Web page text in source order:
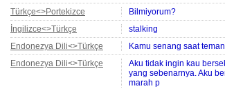
Türkçe<>Portekizce
Bilmiyorum?
İngilizce<>Türkçe
stalking
Endonezya Dili<>Türkçe
Kamu senang saat
Endonezya Dili<>Türkçe
Aku tidak ingin kau
yang sebenarnya. Aku
marah p